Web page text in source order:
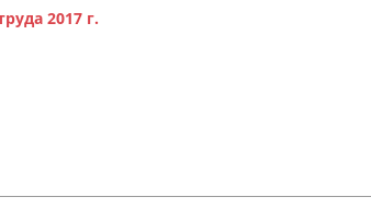
2017 г.